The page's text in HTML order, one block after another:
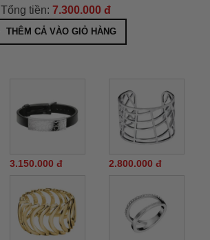
Tổng tiền: 7.300.000 đ
THÊM CẢ VÀO GIỎ HÀNG
3.150.000 đ 2.800.000 đ